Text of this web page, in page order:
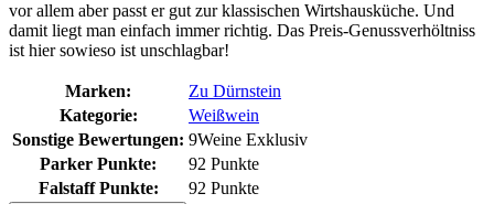
vor allem aber passt er gut zur klassischen Wirtshausküche. Und
damit liegt man einfach immer richtig. Das Preis-Genussverhöltniss
ist hier sowieso ist unschlagbar!
Marken:
Zu Dürnstein
Kategorie:
Weißwein
Sonstige Bewertungen: 9Weine Exklusiv
Parker Punkte:
92 Punkte
Falstaff Punkte:
92 Punkte